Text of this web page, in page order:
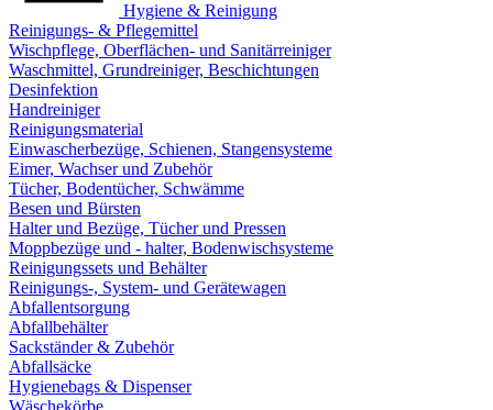
Hygiene & Reinigung
Reinigungs- & Pflegemittel
Wischpflege, Oberflächen- und Sanitärreiniger
Waschmittel, Grundreiniger, Beschichtungen
Desinfektion
Handreiniger
Reinigungsmaterial
Einwascherbezüge, Schienen, Stangensysteme
Eimer, Wachser und Zubehör
Tücher, Bodentücher, Schwämme
Besen und Bürsten
Halter und Bezüge, Tücher und Pressen
Moppbezüge und - halter, Bodenwischsysteme
Reinigungssets und Behälter
Reinigungs-, System- und Gerätewagen
Abfallentsorgung
Abfallbehälter
Sackständer & Zubehör
Abfallsäcke
Hygienebags & Dispenser